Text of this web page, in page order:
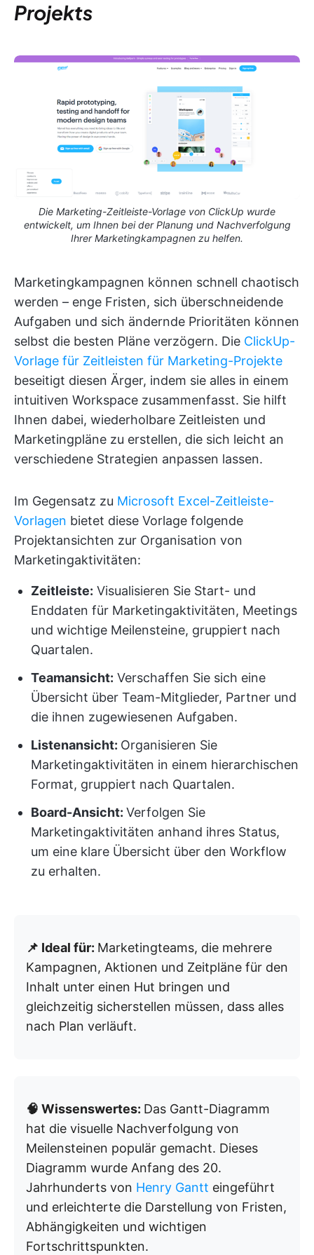
Projekts
Die Marketing-Zeitleiste-Vorlage von ClickUp wurde
entwickelt, um Ihnen bei der Planung und Nachverfolgung
Ihrer Marketingkampagnen zu helfen.
Marketingkampagnen können schnell chaotisch
werden – enge Fristen, sich überschneidende
Aufgaben und sich ändernde Prioritäten können
selbst die besten Pläne verzögern. Die ClickUp-
Vorlage für Zeitleisten für Marketing-Projekte
beseitigt diesen Ärger, indem sie alles in einem
intuitiven Workspace zusammenfasst. Sie hilft
Ihnen dabei, wiederholbare Zeitleisten und
Marketingpläne zu erstellen, die sich leicht an
verschiedene Strategien anpassen lassen.
Im Gegensatz zu Microsoft Excel-Zeitleiste-
Vorlagen bietet diese Vorlage folgende
Projektansichten zur Organisation von
Marketingaktivitäten:
Zeitleiste: Visualisieren Sie Start- und
Enddaten für Marketingaktivitäten, Meetings
und wichtige Meilensteine, gruppiert nach
Quartalen.
Teamansicht: Verschaffen Sie sich eine
Übersicht über Team-Mitglieder, Partner und
die ihnen zugewiesenen Aufgaben.
Listenansicht: Organisieren Sie
Marketingaktivitäten in einem hierarchischen
Format, gruppiert nach Quartalen.
Board-Ansicht: Verfolgen Sie
Marketingaktivitäten anhand ihres Status,
um eine klare Übersicht über den Workflow
zu erhalten.
📌 Ideal für: Marketingteams, die mehrere
Kampagnen, Aktionen und Zeitpläne für den
Inhalt unter einen Hut bringen und
gleichzeitig sicherstellen müssen, dass alles
nach Plan verläuft.
🧠 Wissenswertes: Das Gantt-Diagramm
hat die visuelle Nachverfolgung von
Meilensteinen populär gemacht. Dieses
Diagramm wurde Anfang des 20.
Jahrhunderts von Henry Gantt eingeführt
und erleichterte die Darstellung von Fristen,
Abhängigkeiten und wichtigen
Fortschrittspunkten.